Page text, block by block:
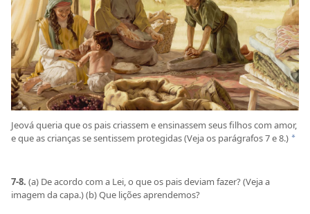
Jeová queria que os pais criassem e ensinassem seus filhos com amor,
e que as crianças se sentissem protegidas (Veja os parágrafos 7 e 8.) *
7-8. (a) De acordo com a Lei, o que os pais deviam fazer? (Veja a
imagem da capa.) (b) Que lições aprendemos?